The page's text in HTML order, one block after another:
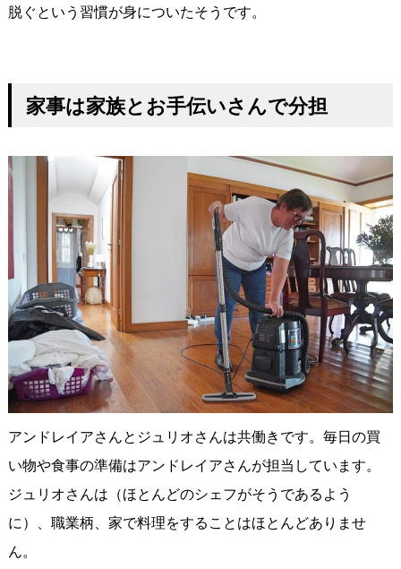
脱ぐという習慣が身についたそうです。
家事は家族とお手伝いさんで分担
アンドレイアさんとジュリオさんは共働きです。毎日の買
い物や食事の準備はアンドレイアさんが担当しています。
ジュリオさんは（ほとんどのシェフがそうであるよう
に）、職業柄、家で料理をすることはほとんどありませ
ん。